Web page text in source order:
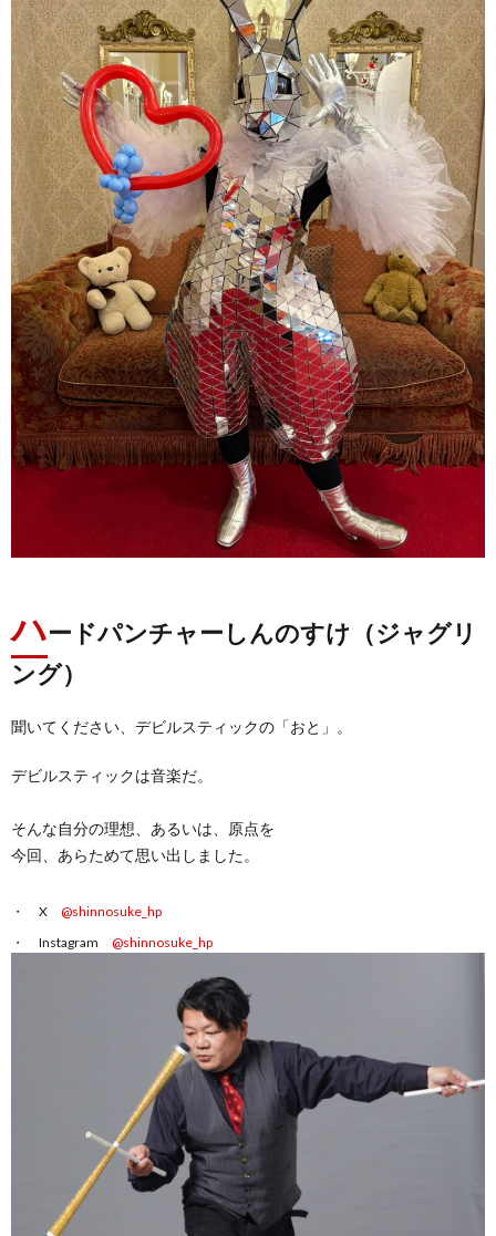
ハードパンチャーしんのすけ（ジャグリ
ング）
聞いてください、デビルスティックの「おと」。
デビルスティックは音楽だ。
そんな自分の理想、あるいは、原点を
今回、あらためて思い出しました。
X @shinnosuke_hp
Instagram @shinnosuke_hp